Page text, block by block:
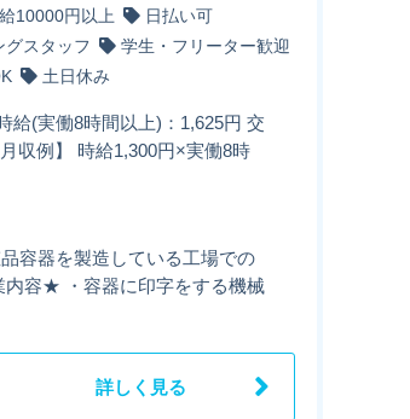
10000円以上
日払い可
グスタッフ
学生・フリーター歓迎
土日休み
給(実働8時間以上)：1,625円 交
収例】 時給1,300円×実働8時
容器を製造している工場での
容★ ・容器に印字をする機械
詳しく見る